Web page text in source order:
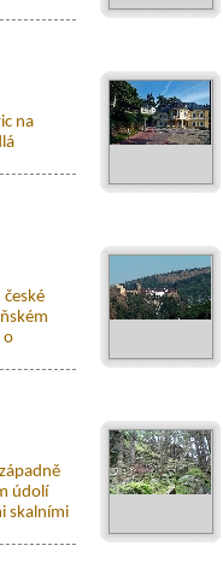
na
o
údolí
skalními